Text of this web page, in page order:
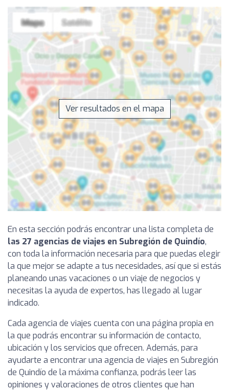
Ver resultados en el mapa
En esta sección podrás encontrar una lista completa de
las 27 agencias de viajes en Subregión de Quindío,
con toda la información necesaria para que puedas elegir
la que mejor se adapte a tus necesidades, así que si estás
planeando unas vacaciones o un viaje de negocios y
necesitas la ayuda de expertos, has llegado al lugar
indicado.
Cada agencia de viajes cuenta con una página propia en
la que podrás encontrar su información de contacto,
ubicación y los servicios que ofrecen. Además, para
ayudarte a encontrar una agencia de viajes en Subregión
de Quindío de la máxima confianza, podrás leer las
opiniones y valoraciones de otros clientes que han